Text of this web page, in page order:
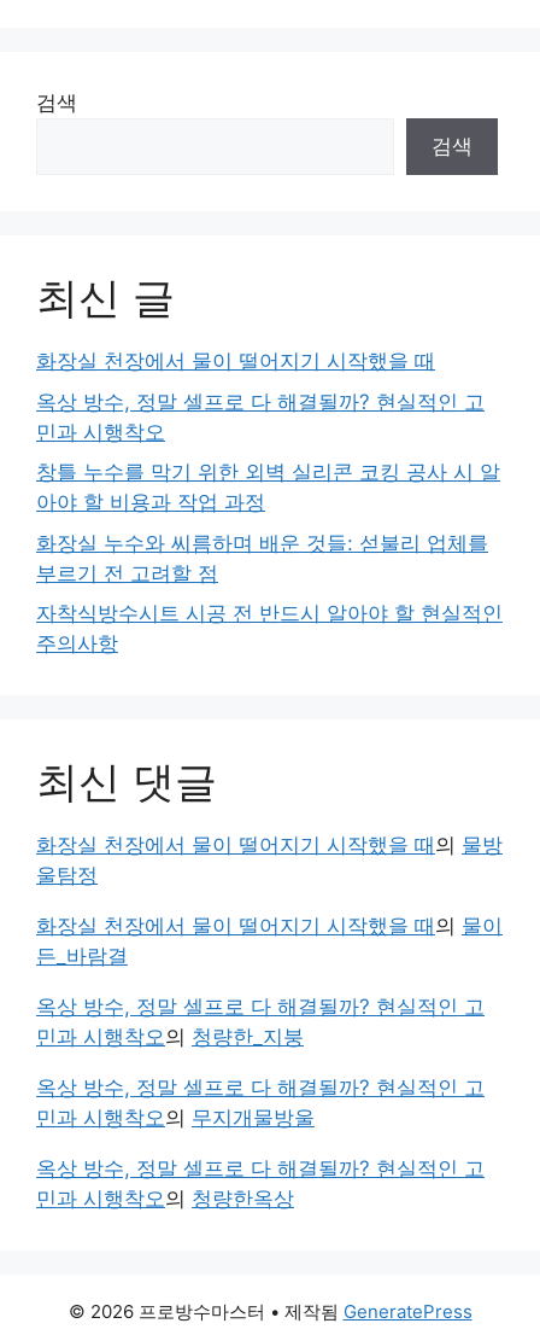
검색
검색
최신 글
화장실 천장에서 물이 떨어지기 시작했을 때
옥상 방수, 정말 셀프로 다 해결될까? 현실적인 고
민과 시행착오
창틀 누수를 막기 위한 외벽 실리콘 코킹 공사 시 알
아야 할 비용과 작업 과정
화장실 누수와 씨름하며 배운 것들: 섣불리 업체를
부르기 전 고려할 점
자착식방수시트 시공 전 반드시 알아야 할 현실적인
주의사항
최신 댓글
화장실 천장에서 물이 떨어지기 시작했을 때 의 물방
울탐정
화장실 천장에서 물이 떨어지기 시작했을 때 의 물이
든_바람결
옥상 방수, 정말 셀프로 다 해결될까? 현실적인 고
민과 시행착오의 청량한_지붕
옥상 방수, 정말 셀프로 다 해결될까? 현실적인 고
민과 시행착오의 무지개물방울
옥상 방수, 정말 셀프로 다 해결될까? 현실적인 고
민과 시행착오의 청량한옥상
© 2026 프로방수마스터 • 제작됨 GeneratePress